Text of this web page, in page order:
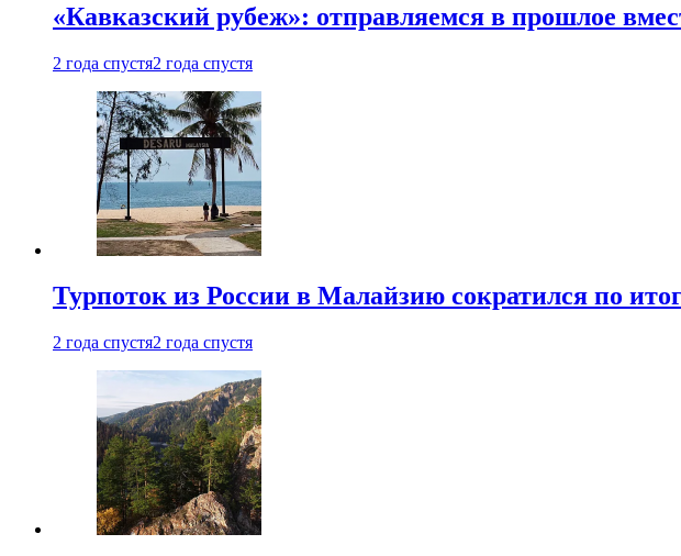
«Кавказский рубеж»: отправляемся в прошлое
2 года спустя2 года спустя
Турпоток из России в Малайзию сократился по
2 года спустя2 года спустя